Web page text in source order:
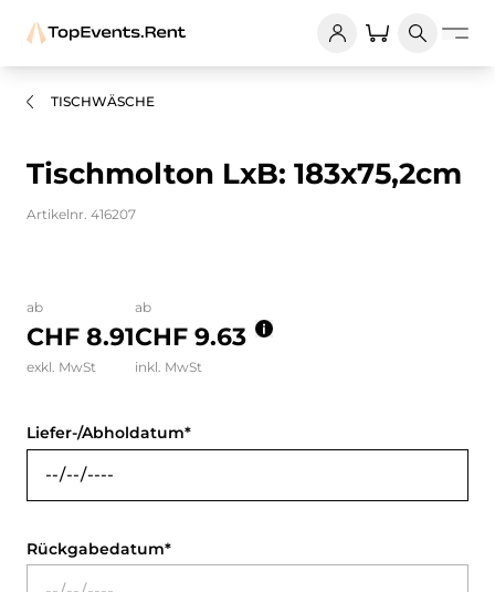
TISCHWÄSCHE
Tischmolton LxB: 183x75,2cm
Artikelnr. 416207
ab
CHF 8.91
exkl. MwSt
ab
CHF 9.63
inkl. MwSt
Liefer-/Abholdatum
Rückgabedatum